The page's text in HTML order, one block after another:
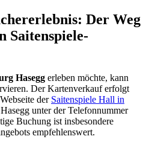
Der Weg
Saitenspiele-
Hasegg erleben möchte, kann
Der Kartenverkauf erfolgt
der Saitenspiele Hall in
unter der Telefonnummer
Buchung ist insbesondere
empfehlenswert.